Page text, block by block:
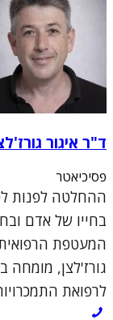
ד"ר איגור
פסיכיאטר
ההחלטה לפנות
בחייו של אדם
המעטפת
גורז'לצן, מומחה
לרפואת התמכרויות),